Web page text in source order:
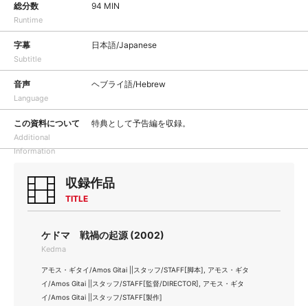
総分数
Runtime
94 MIN
字幕
Subtitle
日本語/Japanese
音声
Language
ヘブライ語/Hebrew
この資料について
Additional
Information
特典として予告編を収録。
収録作品
TITLE
ケドマ 戦禍の起源 (2002)
Kedma
アモス・ギタイ/Amos Gitai ||スタッフ/STAFF[脚本], アモス・ギタ
イ/Amos Gitai ||スタッフ/STAFF[監督/DIRECTOR], アモス・ギタ
イ/Amos Gitai ||スタッフ/STAFF[製作]